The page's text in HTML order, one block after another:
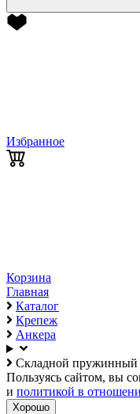
Избранное
Корзина
Главная
Каталог
Крепеж
Анкера
Складной пружинный
Пользуясь сайтом, вы
и политикой в
Хорошо